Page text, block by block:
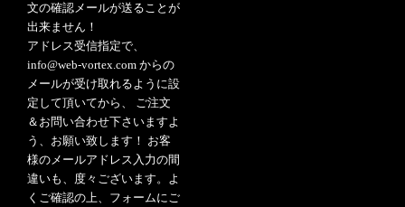
文の確認メールが送ることが
出来ません！
アドレス受信指定で、
info@web-vortex.com からの
メールが受け取れるように設
定して頂いてから、 ご注文
＆お問い合わせ下さいますよ
う、お願い致します！ お客
様のメールアドレス入力の間
違いも、度々ございます。よ
くご確認の上、フォームにご